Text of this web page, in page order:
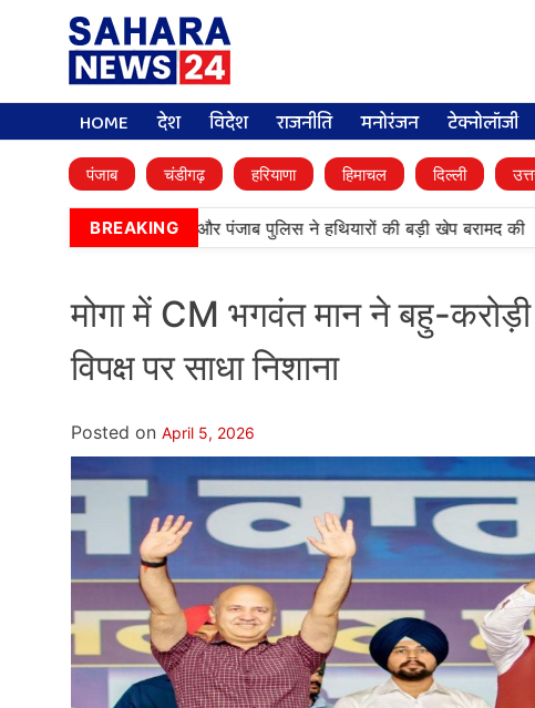
HOME देश विदेश राजनीति मनोरंजन टेक्नोलॉजी
पंजाब चंडीगढ़ हरियाणा हिमाचल दिल्ली
BREAKING
कामयाबी, BSF और पंजाब पुलिस ने हथियारों की बड़ी खेप बरामद की •अमन
मोगा में CM भगवंत मान ने बहु-
विपक्ष पर साधा निशाना
Posted on April 5, 2026